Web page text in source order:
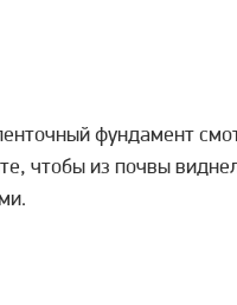
фундамент
чтобы из почвы